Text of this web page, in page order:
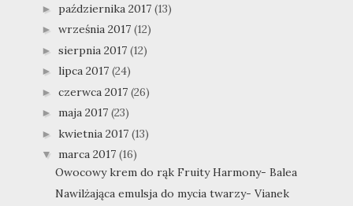
► października 2017 (13)
► września 2017 (12)
► sierpnia 2017 (12)
► lipca 2017 (24)
► czerwca 2017 (26)
► maja 2017 (23)
► kwietnia 2017 (13)
▼ marca 2017 (16)
Owocowy krem do rąk Fruity Harmony- Balea
Nawilżająca emulsja do mycia twarzy- Vianek